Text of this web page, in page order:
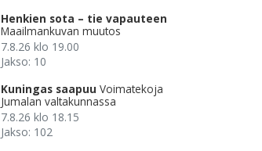
Henkien sota – tie vapauteen
Maailmankuvan muutos
7.8.26 klo 19.00
Jakso: 10
Kuningas saapuu Voimatekoja
Jumalan valtakunnassa
7.8.26 klo 18.15
Jakso: 102